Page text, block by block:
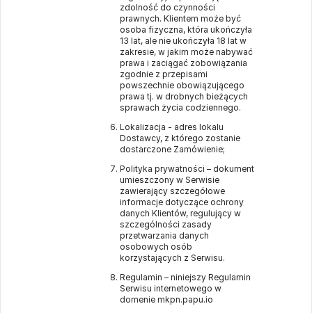
zdolność do czynności
prawnych. Klientem może być
osoba fizyczna, która ukończyła
13 lat, ale nie ukończyła 18 lat w
zakresie, w jakim może nabywać
prawa i zaciągać zobowiązania
zgodnie z przepisami
powszechnie obowiązującego
prawa tj. w drobnych bieżących
sprawach życia codziennego.
Lokalizacja - adres lokalu
Dostawcy, z którego zostanie
dostarczone Zamówienie;
Polityka prywatności – dokument
umieszczony w Serwisie
zawierający szczegółowe
informacje dotyczące ochrony
danych Klientów, regulujący w
szczególności zasady
przetwarzania danych
osobowych osób
korzystających z Serwisu.
Regulamin – niniejszy Regulamin
Serwisu internetowego w
domenie mkpn.papu.io